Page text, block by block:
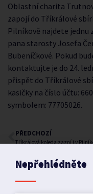
Oblastní charita
zapojí do Tříkrálové
Pilníkově najdete jednu
pana starosty Josefa
Bubeníčkové. Pokud
kontaktujte je do 24.
přispět do Tříkrálové
kasičky na číslo účtu:
symbolem: 77705026.
PŘEDCHOZÍ
Tříkrálová koleda zazní i v
Nepřehlédněte